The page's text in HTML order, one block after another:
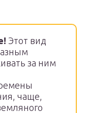
Этот вид
за ним
чаще,